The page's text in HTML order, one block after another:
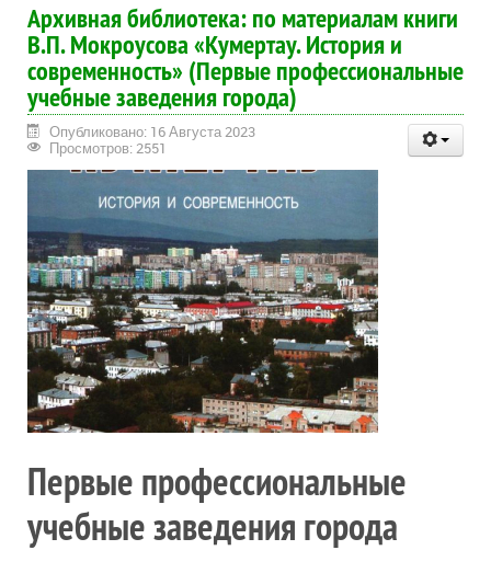
Архивная библиотека: по материалам книги
В.П. Мокроусова «Кумертау. История и
современность» (Первые профессиональные
учебные заведения города)
Опубликовано: 16 Августа 2023
Просмотров: 2551
Первые профессиональные
учебные заведения города